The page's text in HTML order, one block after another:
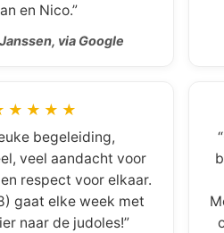
en Nico.”
via Google
begeleiding,
veel aandacht voor
respect voor elkaar.
gaat elke week met
naar de judoles!”